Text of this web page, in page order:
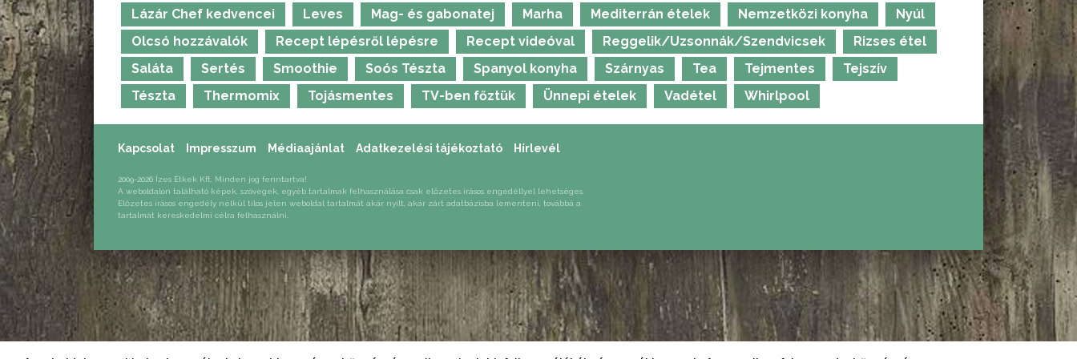
Lázár Chef kedvencei
Leves Mag- és gabonatej Marha Mediterrán ételek Nemzetközi konyha
Nyúl
Olcsó hozzávalók
Recept lépésről lépésre Recept videóval Reggelik/Uzsonnák/Szendvicsek
Rizses étel
Saláta
Sertés Smoothie Soós Tészta Spanyol konyha Szárnyas Tea Tejmentes
Tejszív
Tészta
Thermomix Tojásmentes TV-ben főztük Ünnepi ételek Vadétel Whirlpool
Kapcsolat Impresszum Médiaajánlat Adatkezelési tájékoztató Hírlevél
2009-2026 Ízes Étkek Kft. Minden jog fenntartva!
A weboldalon található képek, szövegek, egyéb tartalmak felhasználása csak előzetes írásos engedéllyel lehetséges.
Előzetes írásos engedély nélkül tilos jelen weboldal tartalmát akár nyílt, akár zárt adatbázisba lementeni, továbbá a
tartalmát kereskedelmi célra felhasználni.